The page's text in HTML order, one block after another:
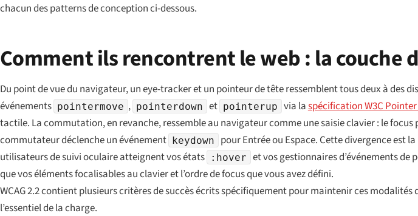
chacun des patterns de conception ci-dessous.
Comment ils rencontrent le web : la couche
Du point de vue du navigateur, un eye-tracker et un pointeur de tête ressemblent tous deux à des
événements pointermove , pointerdown et pointerup via laspécification W3C
tactile. La commutation, en revanche, ressemble au navigateur comme une saisie clavier : le
commutateur déclenche un événement keydown
pour Entrée ou Espace. Cette divergence est
utilisateurs de suivi oculaire atteignent vos états
:hover et vos gestionnaires d’événements
que vos éléments focalisables au clavier et l’ordre de focus que vous avez défini.
WCAG 2.2 contient plusieurs critères de succès écrits spécifiquement pour maintenir ces
l’essentiel de la charge.